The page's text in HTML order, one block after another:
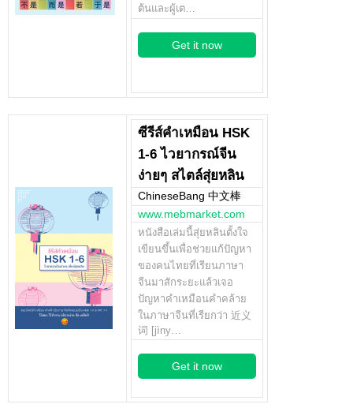
ต้นและผู้เต…
Get it now
ซีรีส์คำเหมือน HSK
1-6 ไวยากรณ์จีน
ง่ายๆ สไตล์สุ่ยหลิน
ChineseBang 中文棒
www.mebmarket.com
หนังสือเล่มนี้สุ่ยหลินตั้งใจ
เขียนขึ้นเพื่อช่วยแก้ปัญหา
ของคนไทยที่เรียนภาษา
จีนมาสักระยะแล้วเจอ
ปัญหาคำเหมือนคำคล้าย
ในภาษาจีนที่เรียกว่า 近义
词 [jìny…
Get it now